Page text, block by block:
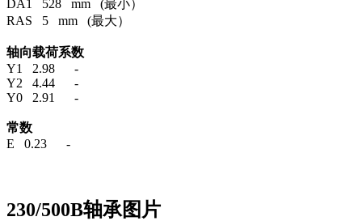
DA1 528 mm (最小）
RAS 5 mm (最大）
轴向载荷系数
Y1 2.98 -
Y2 4.44 -
Y0 2.91 -
常数
E 0.23 -
230/500B轴承图片